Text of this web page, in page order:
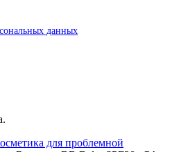
данных
для проблемной